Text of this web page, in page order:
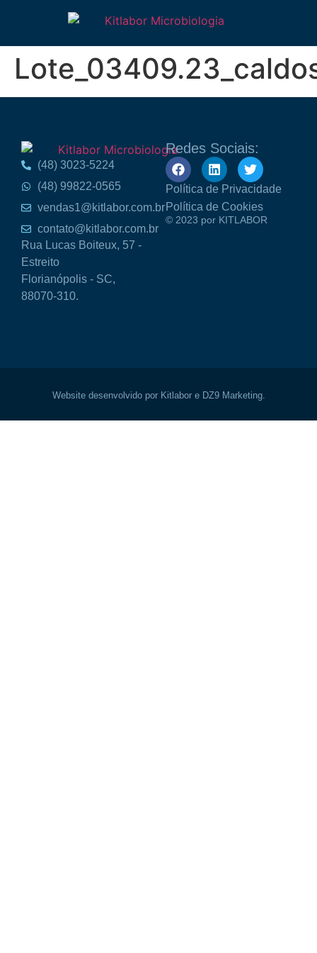
(48) 3023-5224
(48) 99822-0565
vendas1@kitlabor.com.br
contato@kitlabor.com.br
Rua Lucas Boiteux, 57 -
Estreito
Florianópolis - SC,
88070-310.
Redes Sociais:
Política de Privacidade
Política de Cookies
© 2023 por KITLABOR
Website desenvolvido por Kitlabor e DZ9 Marketing.